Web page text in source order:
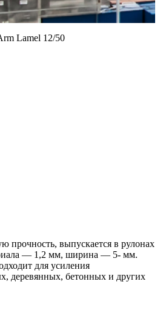
прочность, выпускается в рулонах
— 1,2 мм, ширина — 5- мм.
для усиления
деревянных, бетонных и других